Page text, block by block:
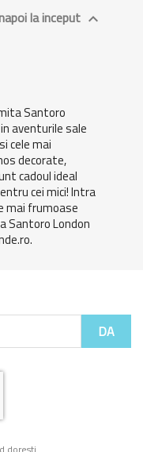
la inceput 
Santoro
aventurile sale
cele mai
decorate,
cadoul ideal
cei mici! Intra
mai frumoase
Santoro London